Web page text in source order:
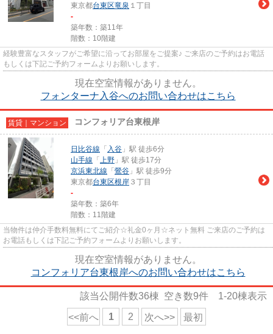
東京都台東区竜泉 １丁目
-
築年数：築11年
階数：10階建
経験豊富なスタッフがご希望に沿ってお部屋をご提案♪ ご来店のご予約はお電話
もしくは下記ご予約フォームよりお願いします。
現在空室情報がありません。
フォンターナ入谷へのお問い合わせはこちら
賃貸｜マンション コンフォリア台東根岸
日比谷線 「 入谷 」駅 徒歩6分
山手線 「 上野 」駅 徒歩17分
京浜東北線 「 鶯谷 」駅 徒歩9分
東京都台東区根岸 ３丁目
-
築年数：築6年
階数：11階建
当物件は仲介手数料無料にてご紹介☆礼金0ヶ月☆ネット無料 ご来店のご予約は
お電話もしくは下記ご予約フォームよりお願いします。
現在空室情報がありません。
コンフォリア台東根岸へのお問い合わせはこちら
該当公開件数36棟 空き数9件 1-20棟表示
<<前へ 1 2 次へ>> 最初